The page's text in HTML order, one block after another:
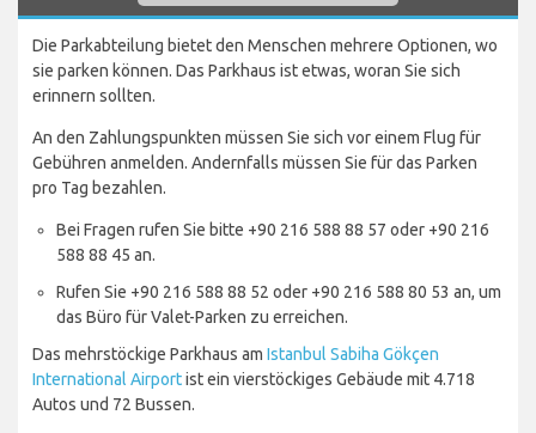
Die Parkabteilung bietet den Menschen mehrere Optionen, wo
sie parken können. Das Parkhaus ist etwas, woran Sie sich
erinnern sollten.
An den Zahlungspunkten müssen Sie sich vor einem Flug für
Gebühren anmelden. Andernfalls müssen Sie für das Parken
pro Tag bezahlen.
Bei Fragen rufen Sie bitte +90 216 588 88 57 oder +90 216
588 88 45 an.
Rufen Sie +90 216 588 88 52 oder +90 216 588 80 53 an, um
das Büro für Valet-Parken zu erreichen.
Das mehrstöckige Parkhaus am Istanbul Sabiha Gökçen
International Airportist ein vierstöckiges Gebäude mit 4.718
Autos und 72 Bussen.